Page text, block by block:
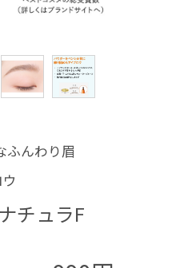
ふんわり眉
チュラF